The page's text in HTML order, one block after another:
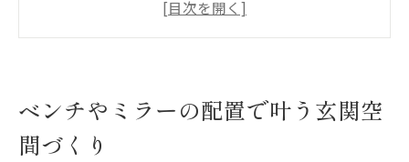
玄関インテリアに合うミラー選びのコツ
収納家具が玄関の暮らしやすさを左右する理由
ベンチやミラーの配置で叶う玄関空
間づくり